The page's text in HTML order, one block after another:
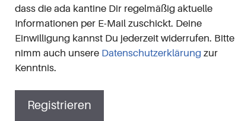
dass die ada kantine Dir regelmäßig aktuelle
Informationen per E-Mail zuschickt. Deine
Einwilligung kannst Du jederzeit widerrufen. Bitte
nimm auch unsere Datenschutzerklärungzur
Kenntnis.